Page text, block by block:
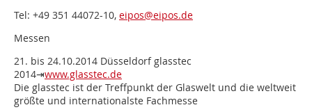
Tel: +49 351 44072-10, eipos@eipos.de
Messen
21. bis 24.10.2014 Düsseldorf glasstec
2014⇥www.glasstec.de
Die glasstec ist der Treffpunkt der Glaswelt und die weltweit
größte und internationalste Fachmesse